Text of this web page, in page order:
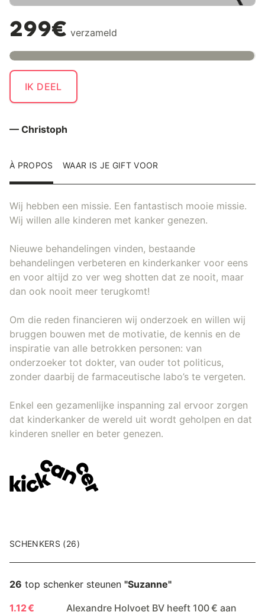
299€ verzameld
IK DEEL
— Christoph
À PROPOS WAAR IS JE GIFT VOOR
Wij hebben een missie. Een fantastisch mooie missie.
Wij willen alle kinderen met kanker genezen.
Nieuwe behandelingen vinden, bestaande
behandelingen verbeteren en kinderkanker voor eens
en voor altijd zo ver weg shotten dat ze nooit, maar
dan ook nooit meer terugkomt!
Om die reden financieren wij onderzoek en willen wij
bruggen bouwen met de motivatie, de kennis en de
inspiratie van alle betrokken personen: van
onderzoeker tot dokter, van ouder tot politicus,
zonder daarbij de farmaceutische labo’s te vergeten.
Enkel een gezamenlijke inspanning zal ervoor zorgen
dat kinderkanker de wereld uit wordt geholpen en dat
kinderen sneller en beter genezen.
SCHENKERS (26)
26 top schenker steunen "Suzanne"
1.12 €
Alexandre Holvoet BV heeft 100 € aan